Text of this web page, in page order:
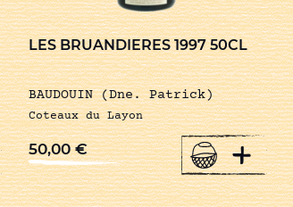
LES BRUANDIERES 1997 50CL
BAUDOUIN (Dne. Patrick)
Coteaux du Layon
50,00€ +